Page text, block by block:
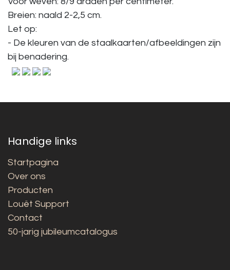
Breien: naald 2-2,5 cm.
Let op:
- De kleuren van de staalkaarten/afbeeldingen zijn
bij benadering.
Handige links
Startpagina
Over ons
Producten
Louët Support
Contact
50-jarig jubileumcatalogus